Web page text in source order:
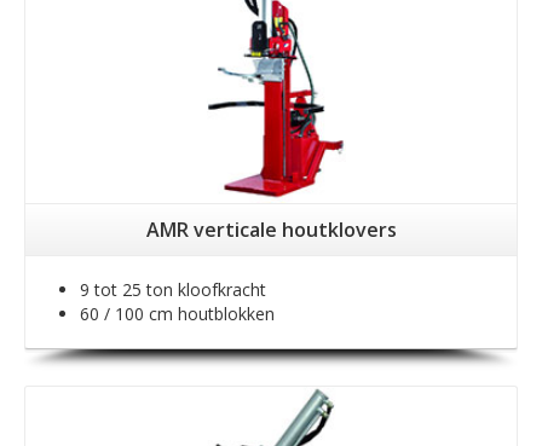
AMR verticale houtklovers
9 tot 25 ton kloofkracht
60 / 100 cm houtblokken